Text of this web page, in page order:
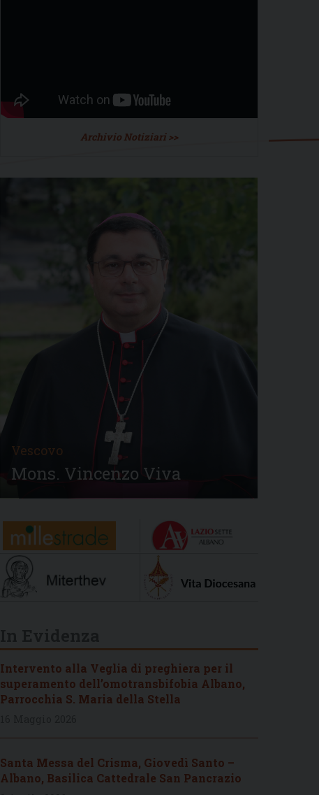
Archivio Notiziari >>
Vescovo
Mons. Vincenzo Viva
Intervento alla Veglia di preghiera per il
superamento dell’omotransbifobia Albano,
Parrocchia S. Maria della Stella
Santa Messa del Crisma, Giovedì Santo –
Albano, Basilica Cattedrale San Pancrazio